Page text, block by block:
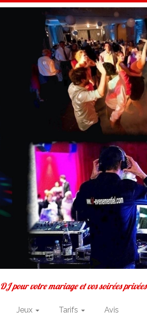
DJ pour votre mariage et vos soirées privées
Jeux Tarifs
Avis